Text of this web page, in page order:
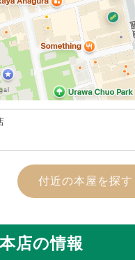
付近の本屋を探す
店の情報